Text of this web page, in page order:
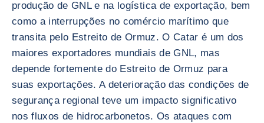
produção de GNL e na logística de exportação, bem
como a interrupções no comércio marítimo que
transita pelo Estreito de Ormuz. O Catar é um dos
maiores exportadores mundiais de GNL, mas
depende fortemente do Estreito de Ormuz para
suas exportações. A deterioração das condições de
segurança regional teve um impacto significativo
nos fluxos de hidrocarbonetos. Os ataques com